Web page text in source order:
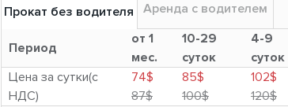
Прокат без водителя Аренда с водителем
Период
от 1
мес.
10-29
суток
4-9
суток
Цена за сутки(с
НДС)
74$
87$
85$
100$
102$
120$